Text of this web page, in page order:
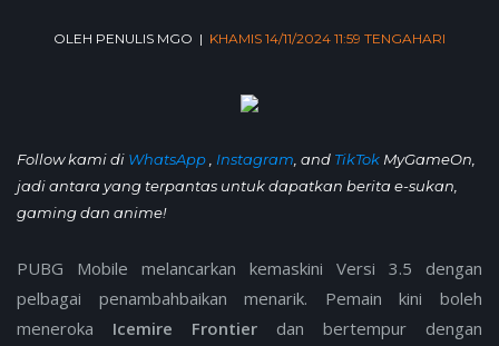
OLEH PENULIS MGO | KHAMIS 14/11/2024 11:59 TENGAHARI
Follow kami di WhatsApp Instagram , and TikTok MyGameOn,
jadi antara yang terpantas untuk dapatkan berita e-sukan,
gaming dan anime!
PUBG Mobile melancarkan kemaskini Versi 3.5 dengan
pelbagai penambahbaikan menarik. Pemain kini boleh
meneroka Icemire Frontier dan bertempur dengan